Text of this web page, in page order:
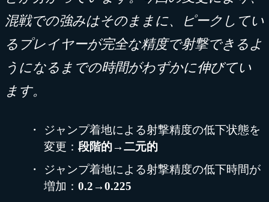
混戦での強みはそのままに、ピークしてい
るプレイヤーが完全な精度で射撃できるよ
うになるまでの時間がわずかに伸びてい
ます。
ジャンプ着地による射撃精度の低下状態を
変更： 段階的→二元的
ジャンプ着地による射撃精度の低下時間が
増加： 0.2→0.225